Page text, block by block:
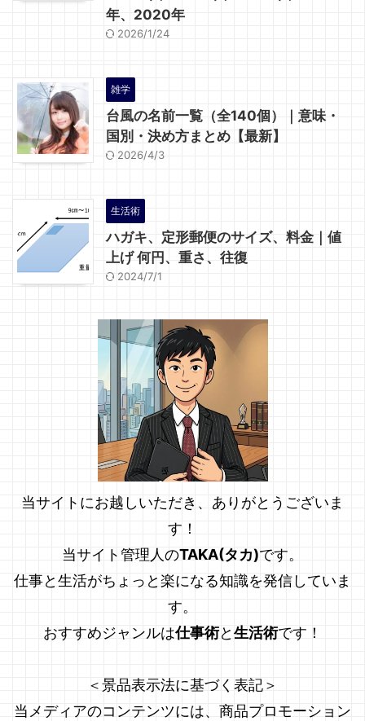
年、2020年
2026/1/24
雑学
台風の名前一覧（全140個）｜意味・
国別・決め方まとめ【最新】
2026/4/3
生活術
ハガキ、定形郵便のサイズ、料金｜値
上げ 何円、重さ、往復
2024/7/1
当サイトにお越しいただき、ありがとうございま
す！
当サイト管理人のTAKA(タカ)です。
仕事と生活がちょっと楽になる知識を発信していま
す。
おすすめジャンルは仕事術と生活術です！
＜景品表示法に基づく表記＞
当メディアのコンテンツには、商品プロモーション